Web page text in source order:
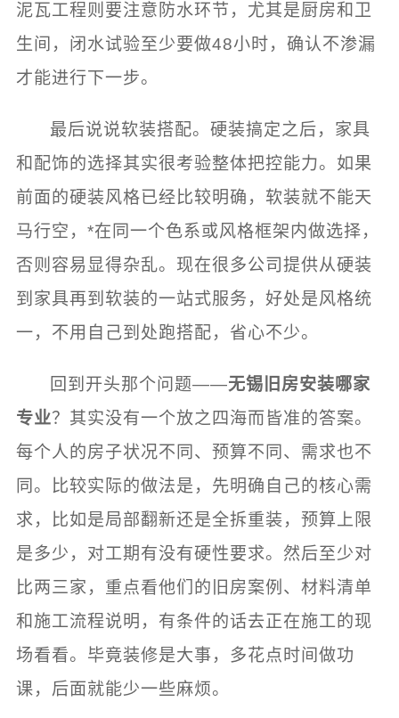
泥瓦工程则要注意防水环节，尤其是厨房和卫
生间，闭水试验至少要做48小时，确认不渗漏
才能进行下一步。
最后说说软装搭配。硬装搞定之后，家具
和配饰的选择其实很考验整体把控能力。如果
前面的硬装风格已经比较明确，软装就不能天
马行空，*在同一个色系或风格框架内做选择，
否则容易显得杂乱。现在很多公司提供从硬装
到家具再到软装的一站式服务，好处是风格统
一，不用自己到处跑搭配，省心不少。
回到开头那个问题——无锡旧房安装哪家
专业？其实没有一个放之四海而皆准的答案。
每个人的房子状况不同、预算不同、需求也不
同。比较实际的做法是，先明确自己的核心需
求，比如是局部翻新还是全拆重装，预算上限
是多少，对工期有没有硬性要求。然后至少对
比两三家，重点看他们的旧房案例、材料清单
和施工流程说明，有条件的话去正在施工的现
场看看。毕竟装修是大事，多花点时间做功
课，后面就能少一些麻烦。